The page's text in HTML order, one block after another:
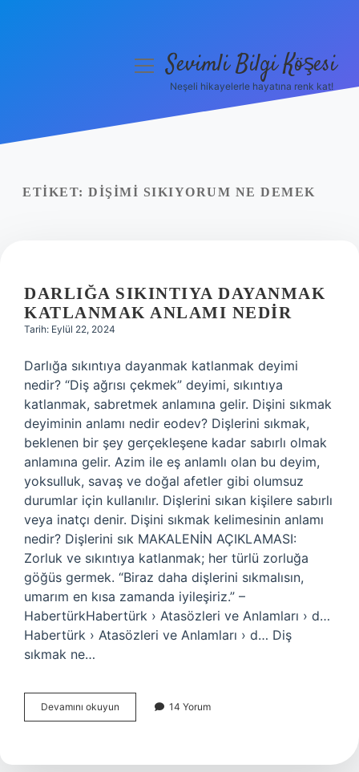
Yasal Uyarı
menüyüSevimli Bilgi Köşesi
Neşeli hikayelerle hayatına renk kat!
ETIKET: DIŞIMI SIKIYORUM NE DEMEK
DARLIĞA SIKINTIYA DAYANMAK
KATLANMAK ANLAMI NEDIR
Tarih: Eylül 22, 2024
Darlığa sıkıntıya dayanmak katlanmak deyimi
nedir? “Diş ağrısı çekmek” deyimi, sıkıntıya
katlanmak, sabretmek anlamına gelir. Dişini sıkmak
deyiminin anlamı nedir eodev? Dişlerini sıkmak,
beklenen bir şey gerçekleşene kadar sabırlı olmak
anlamına gelir. Azim ile eş anlamlı olan bu deyim,
yoksulluk, savaş ve doğal afetler gibi olumsuz
durumlar için kullanılır. Dişlerini sıkan kişilere sabırlı
veya inatçı denir. Dişini sıkmak kelimesinin anlamı
nedir? Dişlerini sık MAKALENİN AÇIKLAMASI:
Zorluk ve sıkıntıya katlanmak; her türlü zorluğa
göğüs germek. “Biraz daha dişlerini sıkmalısın,
umarım en kısa zamanda iyileşiriz.” –
HabertürkHabertürk › Atasözleri ve Anlamları › d…
Habertürk › Atasözleri ve Anlamları › d… Diş
sıkmak ne…
Devamını okuyun
Sıkıntıya
Anlamı
14 Yorum